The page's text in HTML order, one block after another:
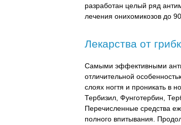
разработан целый ряд
лечения онихомикозов до
Лекарства от
Самыми эффективными
отличительной
слоях ногтя и проникать в
Тербизил, Фунготербин,
Перечисленные средства
полного впитывания.